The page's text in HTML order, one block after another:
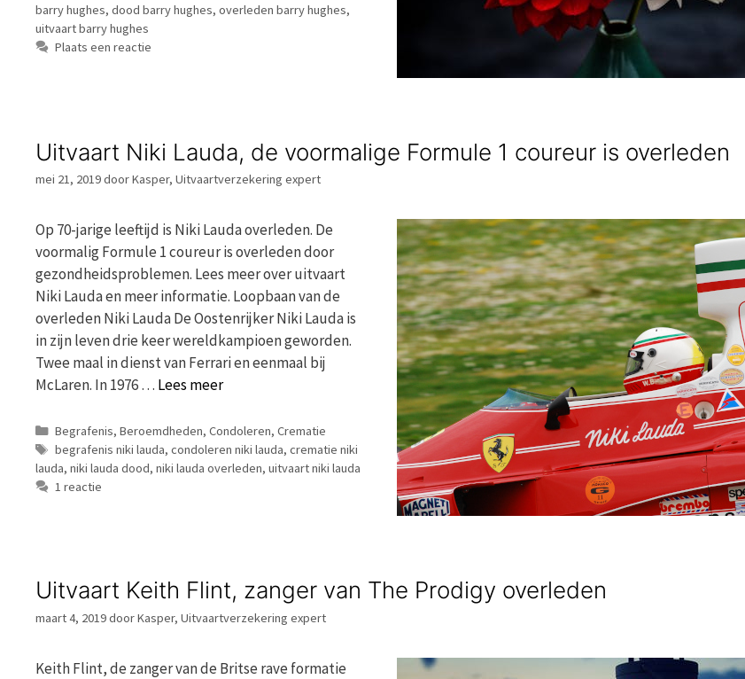
barry hughes, dood barry hughes, overleden barry hughes,
uitvaart barry hughes
Plaats een reactie
Uitvaart Niki Lauda, de voormalige Formule 1 coureur is overleden
mei 21, 2019doorKasper, Uitvaartverzekering expert
Op 70-jarige leeftijd is Niki Lauda overleden. De
voormalig Formule 1 coureur is overleden door
gezondheidsproblemen. Lees meer over uitvaart
Niki Lauda en meer informatie. Loopbaan van de
overleden Niki Lauda De Oostenrijker Niki Lauda is
in zijn leven drie keer wereldkampioen geworden.
Twee maal in dienst van Ferrari en eenmaal bij
McLaren. In 1976 … Lees meer
Categorieën
Begrafenis, Beroemdheden, Condoleren, Crematie
Tags
begrafenis niki lauda, condoleren niki lauda, crematie niki
lauda, niki lauda dood, niki lauda overleden, uitvaart niki lauda
1 reactie
Uitvaart Keith Flint, zanger van The Prodigy overleden
maart 4, 2019doorKasper, Uitvaartverzekering expert
Keith Flint, de zanger van de Britse rave formatie